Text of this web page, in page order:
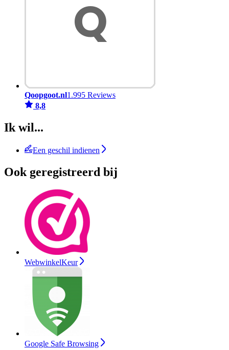
Qoopgoot.nl1.995 Reviews
8,8
Ik wil...
Een geschil indienen
Ook geregistreerd bij
WebwinkelKeur
Google Safe Browsing